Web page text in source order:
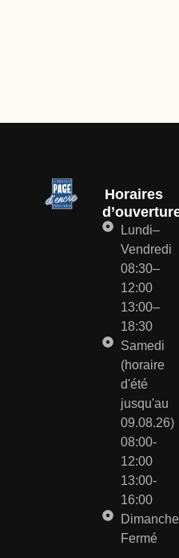
Horaires
Lundi–
Vendredi
08:30–
12:00
13:00–
18:30
Samedi
(horaire
d'été
jusqu'au
09.08.26)
08:00-
12:00
13:00-
16:00
Dimanche
Fermé